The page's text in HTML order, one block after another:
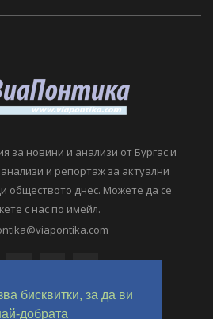
бисквитки, за да ви
добрата
за новини и анализи от Бургас и
и репортаж за актуални
обществото днес. Можете да се
с нас по имейл.